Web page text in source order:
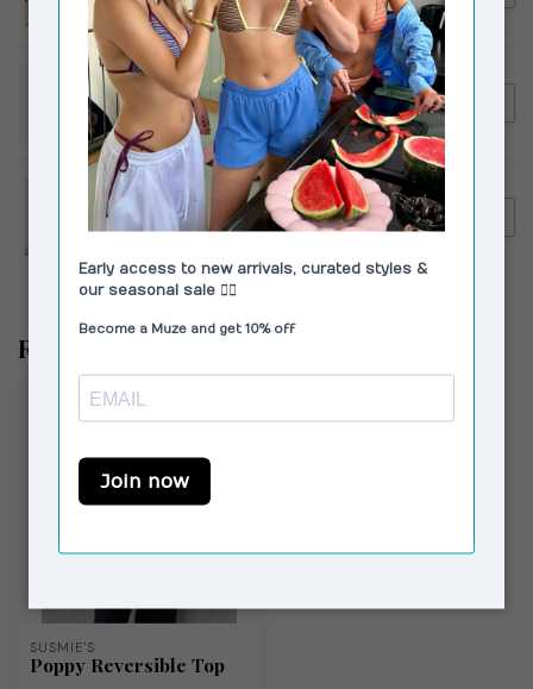
SUSMIE'S
Susmie's Magnolia Pants
White
€95,00
CORLIN
Corlin Alba Sunglasses Black
Black
€149,00
Recent bekeken
SUSMIE'S
Poppy Reversible Top